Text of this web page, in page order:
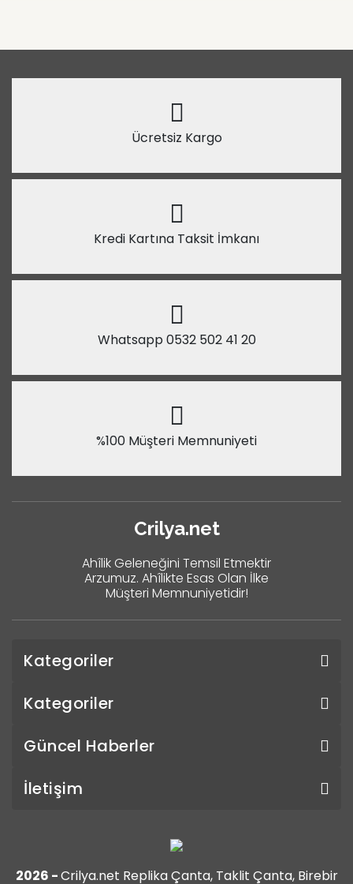
Ücretsiz Kargo
Kredi Kartına Taksit İmkanı
Whatsapp 0532 502 41 20
%100 Müşteri Memnuniyeti
Crilya.net
Ahîlik Geleneğini Temsil Etmektir
Arzumuz. Ahîlikte Esas Olan İlke
Müşteri Memnuniyetidir!
Kategoriler
Kategoriler
Güncel Haberler
İletişim
2026 -Crilya.net Replika Çanta, Taklit Çanta, Birebir